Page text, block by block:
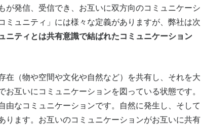
が発信、受信でき、お互いに双方向のコミュニケーシ
ミュニティ」には様々な定義がありますが、弊社は次
ニティとは共有意識で結ばれたコミュニケーション
（物や空間や文化や自然など）を共有し、それを大
互いにコミュニケーションを図っている状態です。
由なコミュニケーションです。自然に発生し、そして
ります。お互いのコミュニケーションがお互いに共有